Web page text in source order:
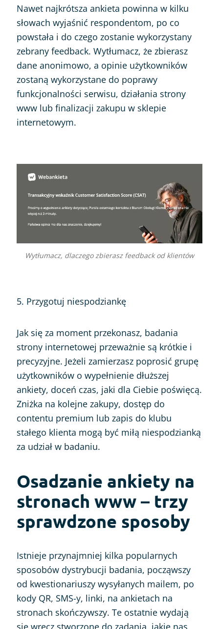
Nawet najkrótsza ankieta powinna w kilku
słowach wyjaśnić respondentom, po co
powstała i do czego zostanie wykorzystany
zebrany feedback. Wytłumacz, że zbierasz
dane anonimowo, a opinie użytkowników
zostaną wykorzystane do poprawy
funkcjonalności serwisu, działania strony
www lub finalizacji zakupu w sklepie
internetowym.
Wytłumacz, dlaczego zbierasz feedback od klientów
5. Przygotuj niespodziankę
Jak się za moment przekonasz, badania
strony internetowej przeważnie są krótkie i
precyzyjne. Jeżeli zamierzasz poprosić grupę
użytkowników o wypełnienie dłuższej
ankiety, doceń czas, jaki dla Ciebie poświęcą.
Zniżka na kolejne zakupy, dostęp do
contentu premium lub zapis do klubu
stałego klienta mogą być miłą niespodzianką
za udział w badaniu.
Osadzanie ankiety na
stronach www – trzy
sprawdzone sposoby
Istnieje przynajmniej kilka popularnych
sposobów dystrybucji badania, począwszy
od kwestionariuszy wysyłanych mailem, po
kody QR, SMS-y, linki, na ankietach na
stronach skończywszy. Te ostatnie wydają